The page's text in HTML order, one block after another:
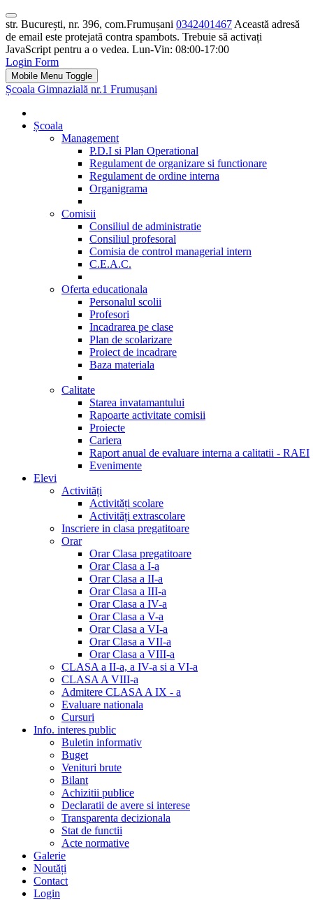
str. București, nr. 396, com.Frumușani 0342401467 Această adresă
de email este protejată contra spambots. Trebuie să activați
JavaScript pentru a o vedea. Lun-Vin: 08:00-17:00
Login Form
Mobile Menu Toggle
Școala Gimnazială nr.1 Frumușani
Școala
Management
P.D.I si Plan Operational
Regulament de organizare si functionare
Regulament de ordine interna
Organigrama
Comisii
Consiliul de administratie
Consiliul profesoral
Comisia de control managerial intern
C.E.A.C.
Oferta educationala
Personalul scolii
Profesori
Incadrarea pe clase
Plan de scolarizare
Proiect de incadrare
Baza materiala
Calitate
Starea invatamantului
Rapoarte activitate comisii
Proiecte
Cariera
Raport anual de evaluare interna a calitatii - RAEI
Evenimente
Elevi
Activități
Activități scolare
Activități extrascolare
Inscriere in clasa pregatitoare
Orar
Orar Clasa pregatitoare
Orar Clasa a I-a
Orar Clasa a II-a
Orar Clasa a III-a
Orar Clasa a IV-a
Orar Clasa a V-a
Orar Clasa a VI-a
Orar Clasa a VII-a
Orar Clasa a VIII-a
CLASA a II-a, a IV-a si a VI-a
CLASA A VIII-a
Admitere CLASA A IX - a
Evaluare nationala
Cursuri
Info. interes public
Buletin informativ
Buget
Venituri brute
Bilant
Achizitii publice
Declaratii de avere si interese
Transparenta decizionala
Stat de functii
Acte normative
Galerie
Noutăți
Contact
Login